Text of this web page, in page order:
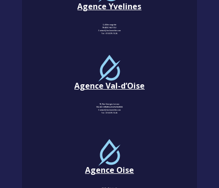
Agence Yvelines
3, Allée magritte
78400 CHATOU
Contact@km-humidite.com
Tel :01 30 76 13 26
Agence Val-d’Oise
18, Rue Georges Leroux
95240 CORMEILLES-EN-PARISIS
Contact@km-humidite.com
Tel :01 30 76 13 26
Agence Oise